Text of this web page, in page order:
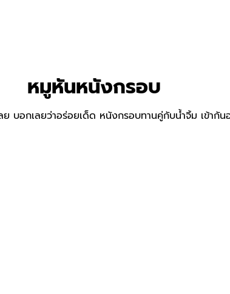
หมูหันหนังกรอบ
บอกเลยว่าอร่อยเด็ด หนังกรอบทานคู่กับน้ำจิ้ม เข้ากั